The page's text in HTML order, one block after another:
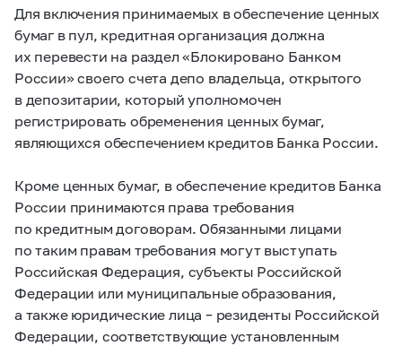
Для включения принимаемых в обеспечение ценных
бумаг в пул, кредитная организация должна
их перевести на раздел «Блокировано Банком
России» своего счета депо владельца, открытого
в депозитарии, который уполномочен
регистрировать обременения ценных бумаг,
являющихся обеспечением кредитов Банка России.
Кроме ценных бумаг, в обеспечение кредитов Банка
России принимаются права требования
по кредитным договорам. Обязанными лицами
по таким правам требования могут выступать
Российская Федерация, субъекты Российской
Федерации или муниципальные образования,
а также юридические лица – резиденты Российской
Федерации, соответствующие установленным